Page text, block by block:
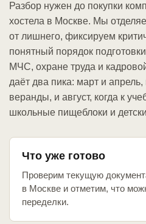
Разбор нужен до покупки
хостела в Москве. Мы
от лишнего, фиксируем
понятный порядок
МЧС, охране труда и
даёт два пика: март и апрель,
веранды, и август, когда к
школьные пищеблоки и
Что уже готово
Проверим текущую
в Москве и отметим, что
переделки.